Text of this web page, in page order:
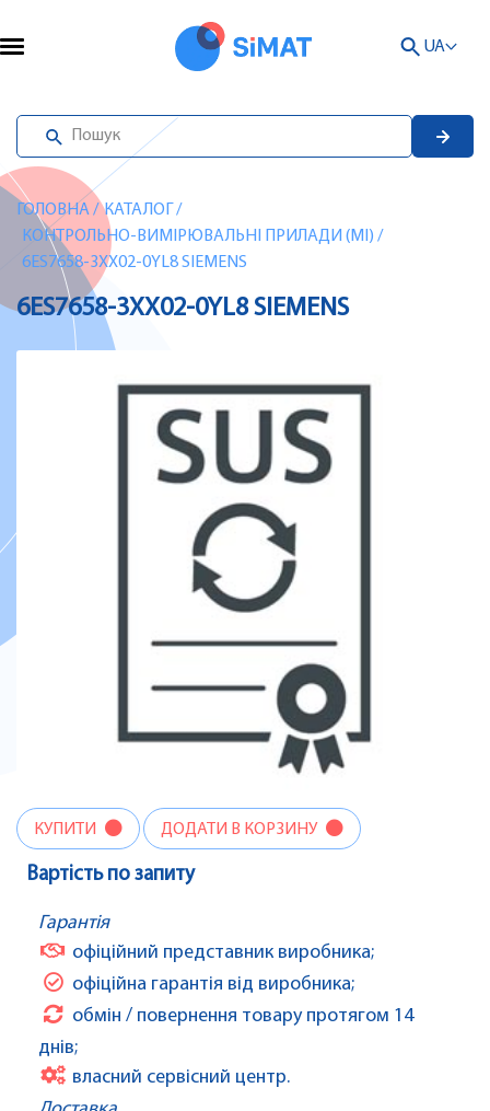
UA
ГОЛОВНА/ КАТАЛОГ /
КОНТРОЛЬНО-ВИМІРЮВАЛЬНІ ПРИЛАДИ (MI) /
6ES7658-3XX02-0YL8 SIEMENS
6ES7658-3XX02-0YL8 SIEMENS
КУПИТИ ДОДАТИ В КОРЗИНУ
Вартість по запиту
Гарантія
офіційний представник виробника;
офіційна гарантія від виробника;
обмін / повернення товару протягом 14
днів;
власний сервісний центр.